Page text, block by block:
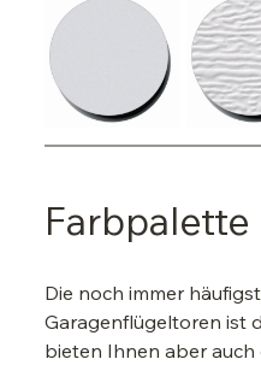
Farbpalette
Die noch immer
Garagenflügeltoren ist
bieten Ihnen aber auch